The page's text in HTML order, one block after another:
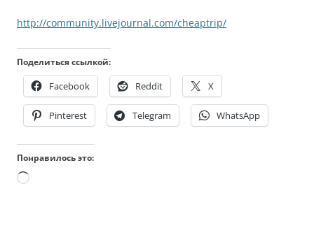
http://community.livejournal.com/cheaptrip/
Поделиться ссылкой:
Facebook Reddit X
Pinterest Telegram WhatsApp
Понравилось это:
Загрузка…